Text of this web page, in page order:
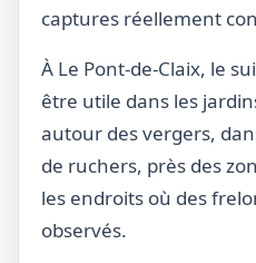
captures réellement
À Le Pont-de-Claix, le
être utile dans les
autour des vergers,
de ruchers, près des
les endroits où des
observés.